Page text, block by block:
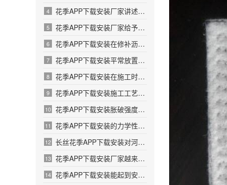
4 花季APP下载安装厂家讲述产品如何发挥作用的
5 花季APP下载安装厂家给予施工的多项建议
6 花季APP下载安装在修补沥青路面的过程中需要注意哪些问题
7 花季APP下载安装平常放置的保密方法
8 花季APP下载安装在施工时温度对其有什么影响
9 花季APP下载安装施工工艺之应用于加筋土挡墙
10 花季APP下载安装胀破强度性能检测系统的设计
11 花季APP下载安装的力学性能理论模型问题
12 长丝花季APP下载安装对河岸颗粒的影响
13 花季APP下载安装厂家越来越多产品选择出现盲区
14 花季APP下载安装能起到安全环境保护作用